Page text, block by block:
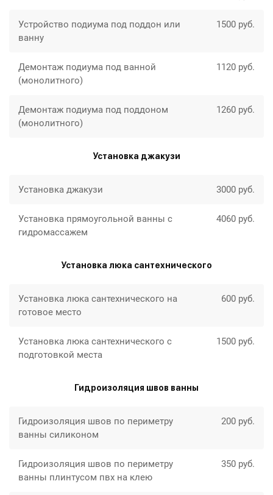
Устройство подиума под поддон или
ванну
1500 руб.
Демонтаж подиума под ванной
(монолитного)
1120 руб.
Демонтаж подиума под поддоном
(монолитного)
1260 руб.
Установка джакузи
Установка джакузи 3000 руб.
Установка прямоугольной ванны с
гидромассажем
4060 руб.
Установка люка сантехнического
Установка люка сантехнического на
готовое место
600 руб.
Установка люка сантехнического с
подготовкой места
1500 руб.
Гидроизоляция швов ванны
Гидроизоляция швов по периметру
ванны силиконом
200 руб.
Гидроизоляция швов по периметру
ванны плинтусом пвх на клею
350 руб.